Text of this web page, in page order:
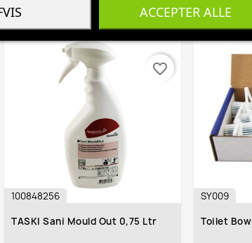
Sani Mould Out 0,75 Ltr
Toilet Bowl Blocks
ACCEPTER ALLE